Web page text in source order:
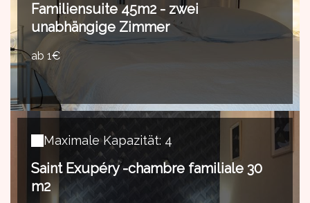
Familiensuite 45m2 - zwei
unabhängige Zimmer
ab 1€
Maximale Kapazität: 4
Saint Exupéry -chambre familiale 30
m2